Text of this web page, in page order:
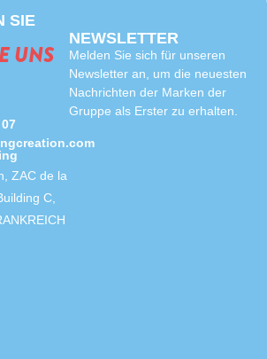
SIE
UNS
ZAC de la
C,
NEWSLETTER
Melden Sie sich für unseren
Newsletter an, um die neuesten
Nachrichten der Marken der
Gruppe als Erster zu erhalten.